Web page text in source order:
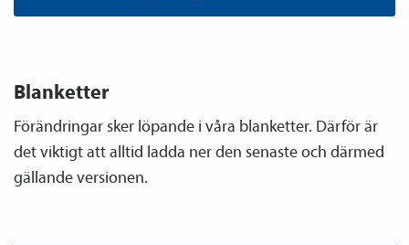
Blanketter
Förändringar sker löpande i våra blanketter. Därför är
det viktigt att alltid ladda ner den senaste och därmed
gällande versionen.